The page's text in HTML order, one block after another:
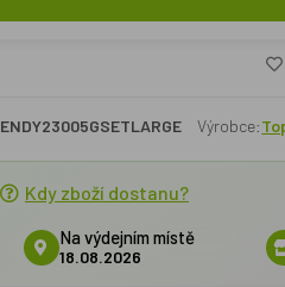
ENDY23005GSETLARGE Výrobce:
Kdy zboží dostanu?
Na výdejním místě
18.08.2026